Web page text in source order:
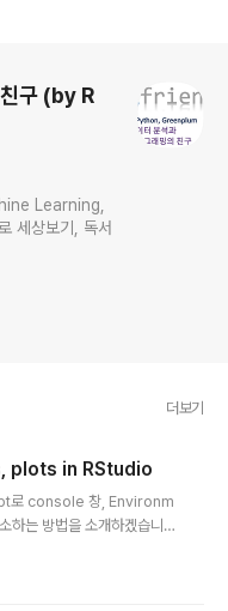
구 (by R
Learning,
세상보기, 독서
더보기
plots in RStudio
로 console 창, Environm
는 방법을 소개하겠습니
서 Datasets 이나 Plots 을